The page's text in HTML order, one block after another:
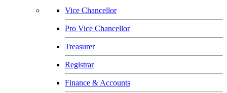
Vice Chancellor
Pro Vice Chancellor
Treasurer
Registrar
Finance & Accounts